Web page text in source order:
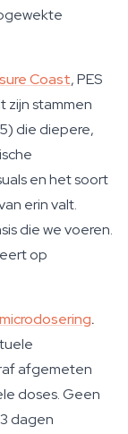
Coast, PES
zijn stammen
die diepere,
en het soort
erin valt.
die we voeren.
op
microdosering.
afgemeten
doses. Geen
dagen